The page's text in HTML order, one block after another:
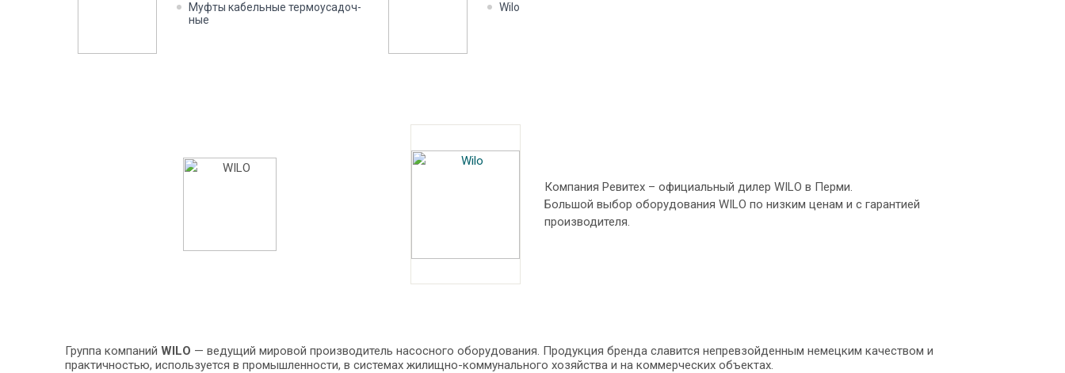
Муф­ты ка­бель­ные тер­мо­уса­доч­
ные
Wilo
Компания Ревитех – официальный дилер WILO в Перми.
Большой выбор оборудования WILO по низким ценам и с гарантией
производителя.
Группа компаний WILO — ведущий мировой производитель насосного оборудования. Продукция бренда славится непревзойденным немецким качеством и
практичностью, используется в промышленности, в системах жилищно-коммунального хозяйства и на коммерческих объектах.